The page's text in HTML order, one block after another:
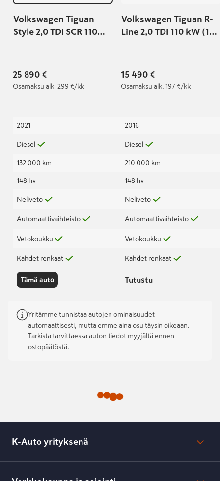
Volkswagen Tiguan
Style 2,0 TDI SCR 110
25 890 €
Osamaksu alk. 299 €/kk
2021
Diesel
132 000 km
148 hv
Neliveto
Automaattivaihteisto
Vetokoukku
Kahdet renkaat
Tämä auto
Volkswagen Tiguan R-
Line 2,0 TDI 110 kW (150
15 490 €
Osamaksu alk. 197 €/kk
2016
Diesel
210 000 km
148 hv
Neliveto
Automaattivaihteisto
Vetokoukku
Kahdet renkaat
Tutustu
Yritämme tunnistaa autojen ominaisuudet
automaattisesti, mutta emme aina osu täysin oikeaan.
Tarkista tarvittaessa auton tiedot myyjältä ennen
ostopäätöstä.
K-Auto yrityksenä
Lehdistötiedotteet